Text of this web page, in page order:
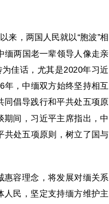
来，两国人民就以“胞波”相
缅两国老一辈领导人像走亲
佳话，尤其是2020年习近
年，中缅双方始终坚持相互
同倡导践行和平共处五项原
间，习近平主席指出，中
共处五项原则，树立了国与
惠容理念，将发展对缅关系
民，坚定支持缅方维护主